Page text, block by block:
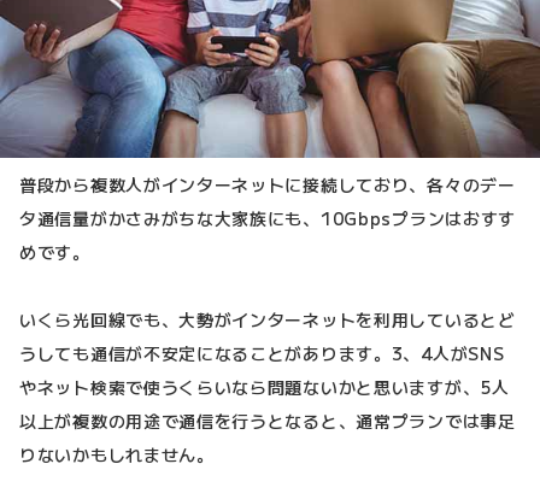
普段から複数人がインターネットに接続しており、各々のデー
タ通信量がかさみがちな大家族にも、10Gbpsプランはおすす
めです。
いくら光回線でも、大勢がインターネットを利用しているとど
うしても通信が不安定になることがあります。3、4人がSNS
やネット検索で使うくらいなら問題ないかと思いますが、5人
以上が複数の用途で通信を行うとなると、通常プランでは事足
りないかもしれません。